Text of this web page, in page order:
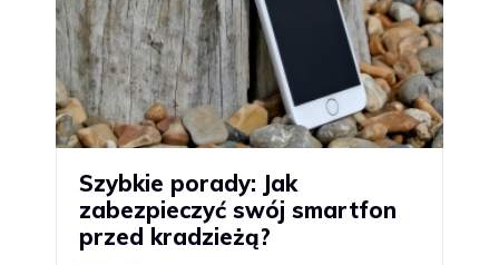
Szybkie porady: Jak
zabezpieczyć swój smartfon
przed kradzieżą?